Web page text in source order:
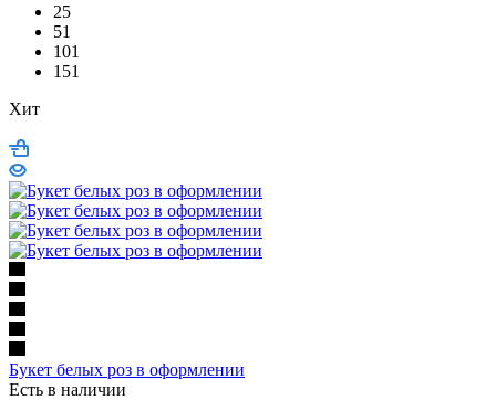
25
51
101
151
Хит
Букет белых роз в оформлении
Есть в наличии